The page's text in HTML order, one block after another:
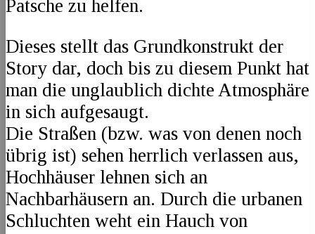
Patsche zu helfen.
Dieses stellt das Grundkonstrukt der
Story dar, doch bis zu diesem Punkt hat
man die unglaublich dichte Atmosphäre
in sich aufgesaugt.
Die Straßen (bzw. was von denen noch
übrig ist) sehen herrlich verlassen aus,
Hochhäuser lehnen sich an
Nachbarhäusern an. Durch die urbanen
Schluchten weht ein Hauch von